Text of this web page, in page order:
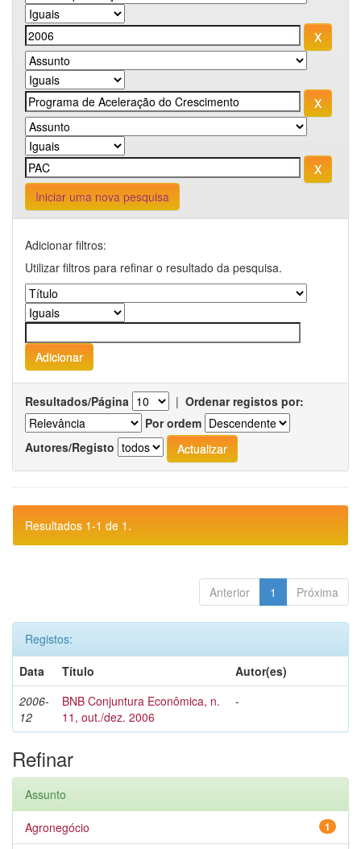
Iniciar uma nova pesquisa
Adicionar filtros:
Utilizar filtros para refinar o resultado da pesquisa.
Resultados/Página | Ordenar registos por:
Por ordem
Autores/Registo
Resultados 1-1 de 1.
Anterior 1 Próxima
Registos:
Data
Título
Autor(es)
2006-
12
BNB Conjuntura Econômica, n.
11, out./dez. 2006
-
Refinar
Assunto
1
Agronegócio